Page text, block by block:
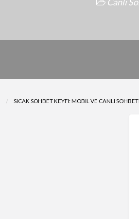
SICAK SOHBET KEYFI: MOBIL VE CANLI